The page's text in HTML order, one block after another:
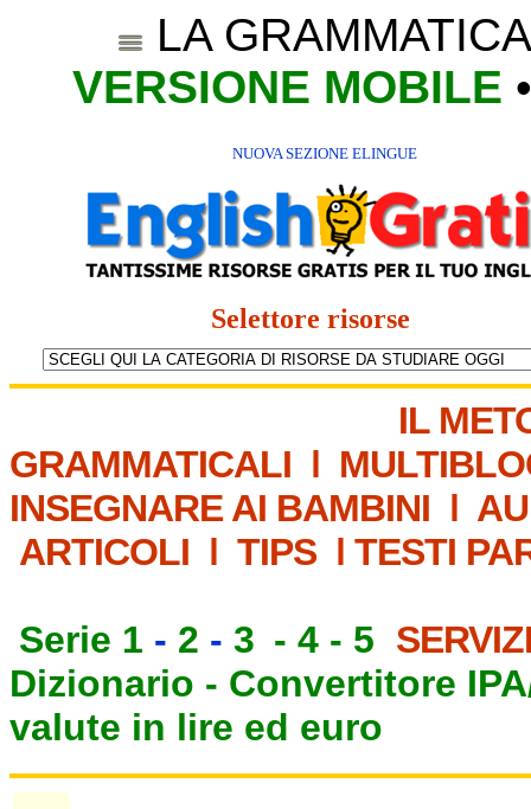
LA
VERSIONE MOBILE
NUOVA SEZIONE ELINGUE
Selettore risorse
IL
GRAMMATICALI |
INSEGNARE AI BAMBINI |
ARTICOLI | TIPS | TESTI
Serie 1 - 2 - 3 - 4 - 5
Dizionario - Convertitore
valute in lire ed euro